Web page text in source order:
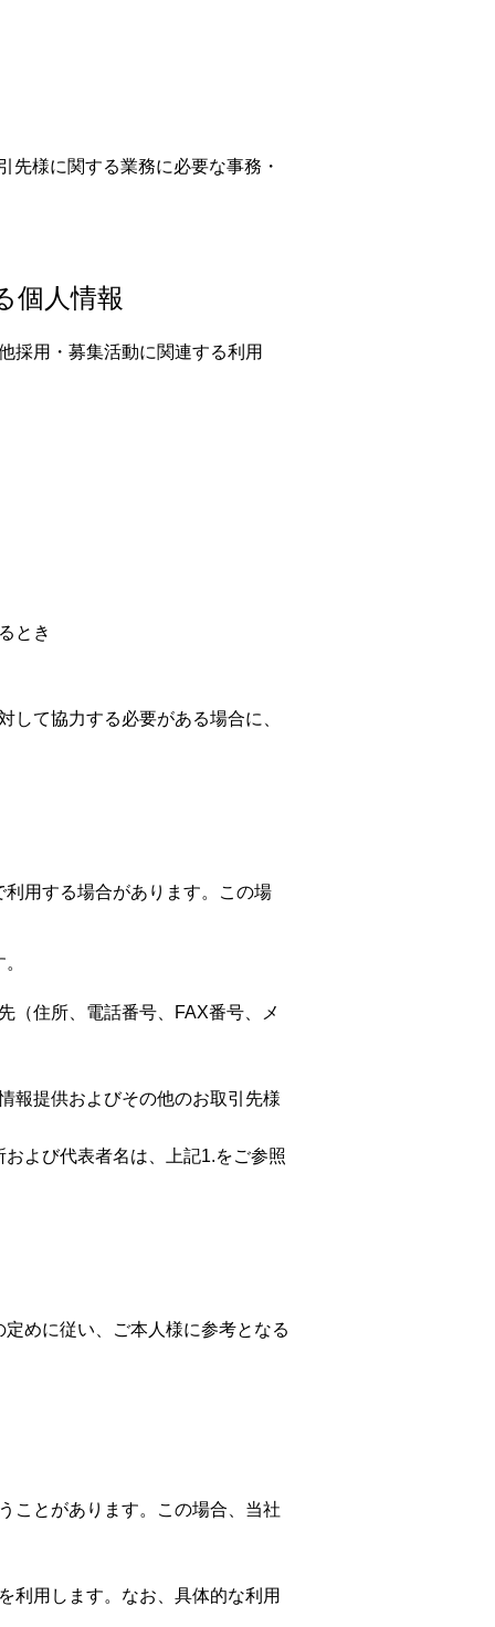
先様に関する業務に必要な事務・
個人情報
採用・募集活動に関連する利用
とき
て協力する必要がある場合に、
用する場合があります。この場
（住所、電話番号、FAX番号、メ
報提供およびその他のお取引先様
よび代表者名は、上記1.をご参照
めに従い、ご本人様に参考となる
ことがあります。この場合、当社
利用します。なお、具体的な利用